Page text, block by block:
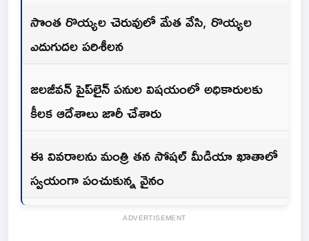
సొంత రొయ్యల చెరువులో మేత వేసి, రొయ్యల
ఎదుగుదల పరిశీలన
జలజీవన్ పైప్‌లైన్ పనుల విషయంలో అధికారులకు
కీలక ఆదేశాలు జారీ చేశారు
ఈ వివరాలను మంత్రి తన సోషల్ మీడియా ఖాతాలో
స్వయంగా పంచుకున్న వైనం
ADVERTISEMENT